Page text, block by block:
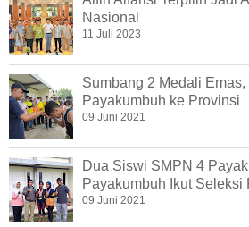
Nasional
11 Juli 2023
Sumbang 2 Medali
Payakumbuh ke Provinsi
09 Juni 2021
Dua Siswi SMPN 4
Payakumbuh Ikut Seleksi
09 Juni 2021